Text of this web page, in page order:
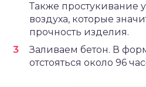
Также простукивание
воздуха, которые
прочность изделия.
Заливаем бетон. В
отстояться около 96